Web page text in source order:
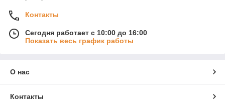
Контакты
Сегодня работает с 10:00 до 16:00
Показать весь график работы
О нас
Контакты